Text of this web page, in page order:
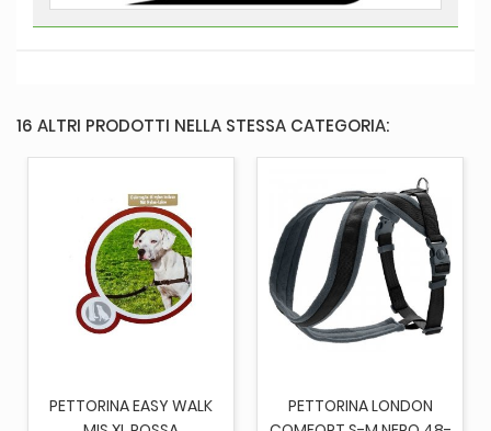
16 ALTRI PRODOTTI NELLA STESSA CATEGORIA:
PETTORINA EASY WALK
PETTORINA LONDON